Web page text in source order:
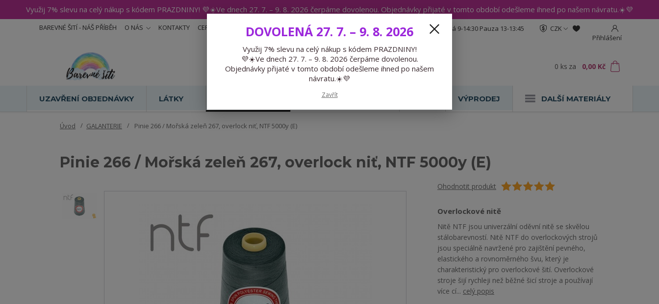
Využij 7% slevu na celý nákup s kódem PRAZDNINY! 💜☀️Ve dnech 27. 7. – 9. 8. 2026 čerpáme dovolenou. Objednávky přijaté v tomto období odešleme ihned po našem návratu.☀️💜
BAREVNÉ ŠITÍ - NÁŠ PŘÍBĚH O NÁS KONTAKTY CERTIFIKÁTY BLOG
CZK
Přihlášení
Hledat
Expedice 775 866 913 Po-Čt 9-15:30 Pá 9-14:30 Pauza 13-13:45
0 ks za 0,00 Kč
UZAVŘENÍ OBJEDNÁVKY LÁTKY PŘEDOBJEDNÁVKY VÝPRODEJ DALŠÍ MATERIÁLY
Úvod GALANTERIE Pinie 266 / Mořská zeleň 267, overlock niť, NTF 5000y (E)
Pinie 266 / Mořská zeleň 267, overlock niť, NTF 5000y (E)
Ohodnotit produkt
Overlockové nitě
Nitě NTF jsou univerzální oděvní nitě se skvělou
stálobarevností. Nitě NTF do overlockových strojů
jsou speciálně navržené pro zajištění pevného,
elastického a rovnoměrného švu, který je
charakteristický pro overlockové šití. Overlockové
stroje šijí rychleji než běžné šicí stroje a používají
více cí... celý popis
DOVOLENÁ 27. 7. – 9. 8. 2026
Využij 7% slevu na celý nákup s kódem PRAZDNINY!
💜☀️Ve dnech 27. 7. – 9. 8. 2026 čerpáme dovolenou.
Objednávky přijaté v tomto období odešleme ihned po našem
návratu.☀️💜
Zavřít